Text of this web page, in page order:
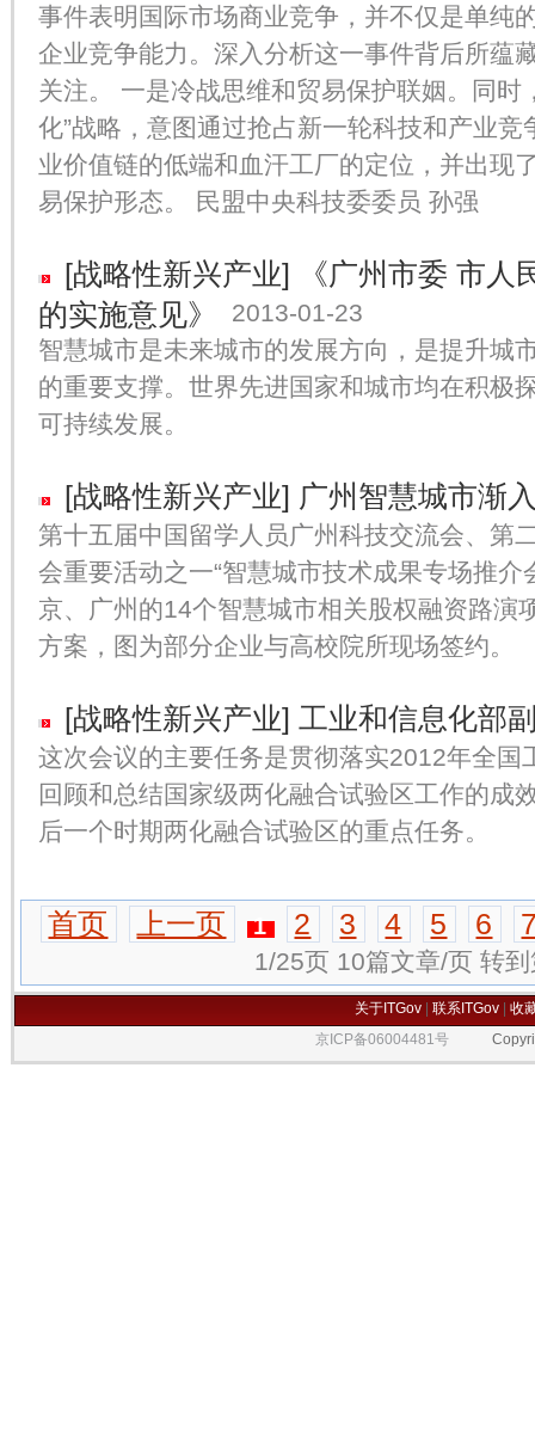
事件表明国际市场商业竞争，并不仅是单纯
企业竞争能力。深入分析这一事件背后所蕴
关注。 一是冷战思维和贸易保护联姻。同时
化”战略，意图通过抢占新一轮科技和产业
业价值链的低端和血汗工厂的定位，并出现
易保护形态。 民盟中央科技委委员 孙强
[战略性新兴产业] 《广州市委 市
的实施意见》
2013-01-23
智慧城市是未来城市的发展方向，是提升城
的重要支撑。世界先进国家和城市均在积极
可持续发展。
[战略性新兴产业] 广州智慧城市渐
第十五届中国留学人员广州科技交流会、第
会重要活动之一“智慧城市技术成果专场推介
京、广州的14个智慧城市相关股权融资路演
方案，图为部分企业与高校院所现场签约。
[战略性新兴产业] 工业和信息化部
这次会议的主要任务是贯彻落实2012年全国
回顾和总结国家级两化融合试验区工作的成
后一个时期两化融合试验区的重点任务。
首页 上一页 1 2 3 4 5 6
1/25页 10篇文章/页 转
关于ITGov 联系ITGov
收
京ICP备06004481号